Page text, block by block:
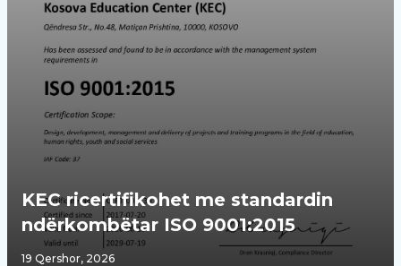
KEC ricertifikohet me standardin
ndërkombëtar ISO 9001:2015
19 Qershor, 2026